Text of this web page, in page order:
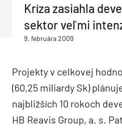
Kríza zasiahla
sektor veľmi
9. februára 2009
Projekty v celkovej
(60,25 miliardy Sk)
najbližších 10 rokoch
HB Reavis Group, a. s.